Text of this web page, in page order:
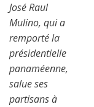
José Raul
Mulino, qui a
remporté la
présidentielle
panaméenne,
salue ses
partisans à